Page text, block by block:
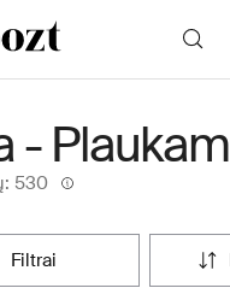
-
530
filtrai